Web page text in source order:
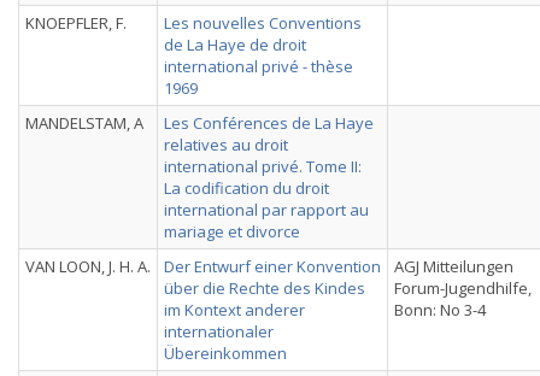
KNOEPFLER, F.
Les nouvelles Conventions
de La Haye de droit
international privé - thèse
1969
MANDELSTAM, A
Les Conférences de La Haye
relatives au droit
international privé. Tome II:
La codification du droit
international par rapport au
mariage et divorce
VAN LOON, J. H. A.
Der Entwurf einer Konvention
über die Rechte des Kindes
im Kontext anderer
internationaler
Übereinkommen
AGJ Mitteilungen
Forum-Jugendhilfe,
Bonn: No 3-4